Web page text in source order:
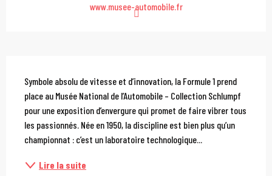
www.musee-automobile.fr
Description
Symbole absolu de vitesse et d’innovation, la Formule 1 prend
place au Musée National de l’Automobile – Collection Schlumpf
pour une exposition d’envergure qui promet de faire vibrer tous
les passionnés. Née en 1950, la discipline est bien plus qu’un
championnat : c’est un laboratoire technologique...
Lire la suite